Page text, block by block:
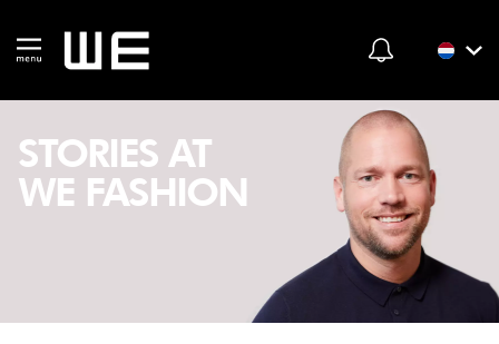
STORIES AT
WE FASHION